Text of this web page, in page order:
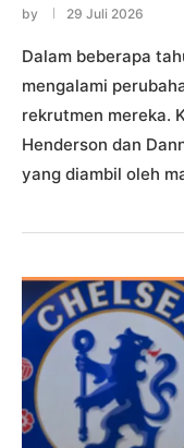
by 29 Juli 2026
Dalam beberapa
mengalami
rekrutmen mereka.
Henderson dan
yang diambil oleh